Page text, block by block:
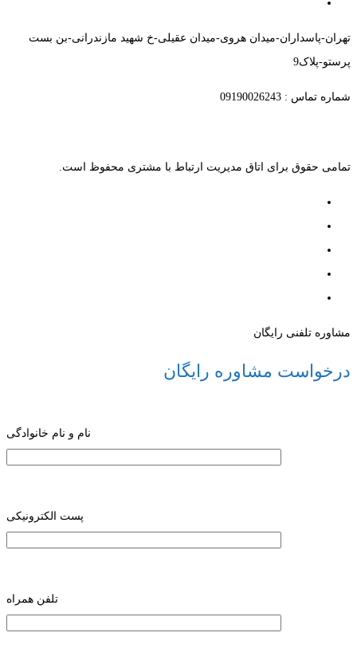
تهران-پاسداران-میدان هروی-میدان عقیلی-خ شهید مازندرانی-بن بست
پرستو-پلاک9
شماره تماس : 09190026243
تمامی حقوق برای اتاق مدیریت ارتباط با مشتری محفوظ است.
مشاوره تلفنی رایگان
درخواست مشاوره رایگان
نام و نام خانوادگی
پست الکترونیکی
تلفن همراه